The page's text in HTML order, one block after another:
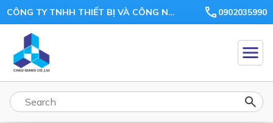
CÔNG TY TNHH THIẾT BỊ VÀ CÔNG NGHỆ CHÂU GIANG 0902035990